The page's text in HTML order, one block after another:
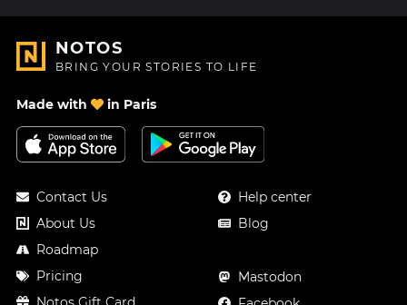
NOTOS
BRING YOUR STORIES TO LIFE
Made with in Paris
Contact Us
About Us
Roadmap
Pricing
Help center
Blog
Mastodon